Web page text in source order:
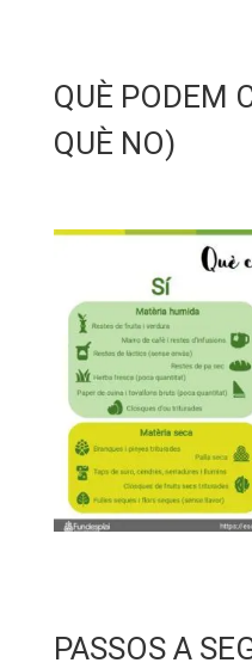
QUÈ PODEM
QUÈ NO)
PASSOS A